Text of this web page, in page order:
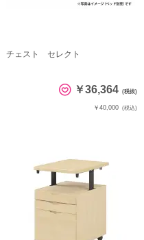
チェスト セレクト
￥36,364 (税抜)
￥40,000 (税込)